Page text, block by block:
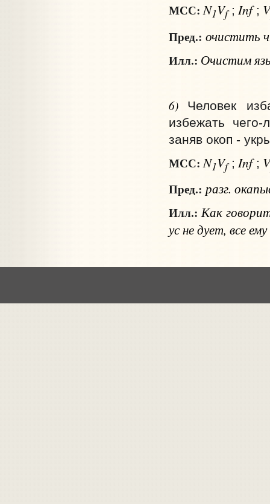
МСС: N1Vf; Inf; V
Пред.: очистить
Илл.: Очистим
6) Человек
избежать
заняв окоп -
МСС: N1Vf; Inf; V
Пред.: разг.
Илл.: Как
ус не дует, все